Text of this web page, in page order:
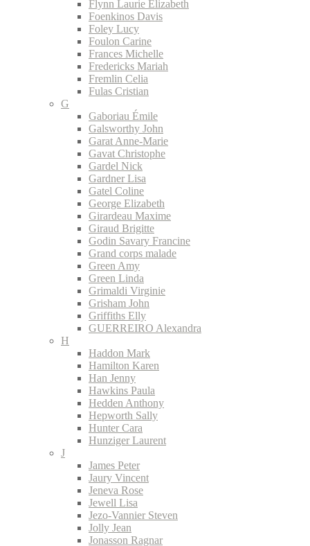
Flynn Laurie Elizabeth
Foenkinos Davis
Foley Lucy
Foulon Carine
Frances Michelle
Fredericks Mariah
Fremlin Celia
Fulas Cristian
G
Gaboriau Émile
Galsworthy John
Garat Anne-Marie
Gavat Christophe
Gardel Nick
Gardner Lisa
Gatel Coline
George Elizabeth
Girardeau Maxime
Giraud Brigitte
Godin Savary Francine
Grand corps malade
Green Amy
Green Linda
Grimaldi Virginie
Grisham John
Griffiths Elly
GUERREIRO Alexandra
H
Haddon Mark
Hamilton Karen
Han Jenny
Hawkins Paula
Hedden Anthony
Hepworth Sally
Hunter Cara
Hunziger Laurent
J
James Peter
Jaury Vincent
Jeneva Rose
Jewell Lisa
Jezo-Vannier Steven
Jolly Jean
Jonasson Ragnar